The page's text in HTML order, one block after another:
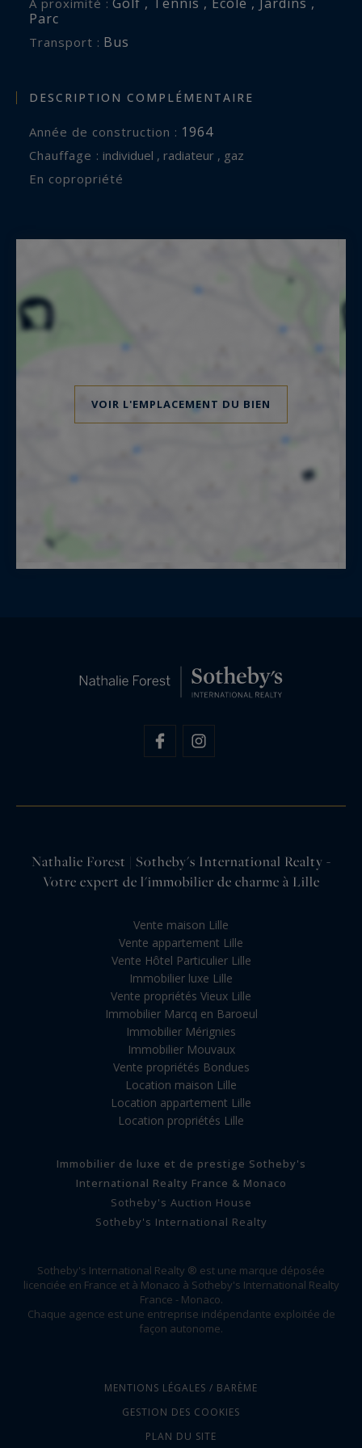
Parc
Transport : Bus
DESCRIPTION COMPLÉMENTAIRE
Année de construction : 1964
Chauffage : individuel , radiateur , gaz
En copropriété
VOIR L'EMPLACEMENT DU BIEN
Nathalie Forest | Sotheby's International Realty -
Votre expert de l'immobilier de charme à Lille
Vente maison Lille
Vente appartement Lille
Vente Hôtel Particulier Lille
Immobilier luxe Lille
Vente propriétés Vieux Lille
Immobilier Marcq en Baroeul
Immobilier Mérignies
Immobilier Mouvaux
Vente propriétés Bondues
Location maison Lille
Location appartement Lille
Location propriétés Lille
Immobilier de luxe et de prestige Sotheby's
International Realty France & Monaco
Sotheby's Auction House
Sotheby's International Realty
Sotheby's International Realty ® est une marque déposée
licenciée en France et à Monaco à Sotheby's International Realty
France - Monaco.
Chaque agence est une entreprise indépendante exploitée de
façon autonome.
MENTIONS LÉGALES / BARÈME
GESTION DES COOKIES
PLAN DU SITE